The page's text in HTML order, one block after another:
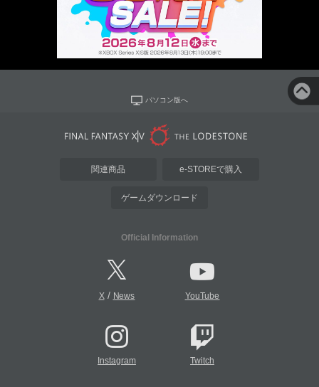
パソコン版へ
関連商品 e-STOREで購入
ゲームダウンロード
Official Information
X/ News YouTube
Instagram Twitch